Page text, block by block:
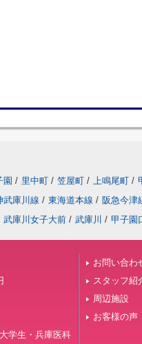
園 / 里中町 / 笠屋町 / 上鳴尾町 /
武庫川線 / 東海道本線 / 阪急今津
武庫川女子大前 / 武庫川 / 甲子園
学生・兵庫医科
お問い合わ
スタッフ紹
周辺施設
お客様の声